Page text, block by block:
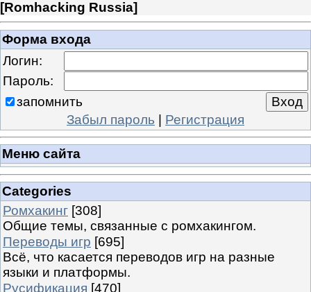
[Romhacking Russia]
Форма входа
Логин:
Пароль:
запомнить
Забыл пароль | Регистрация
Меню сайта
Categories
Ромхакинг [308]
Общие темы, связанные с ромхакингом.
Переводы игр [695]
Всё, что касается переводов игр на разные
языки и платформы.
Русификация [470]